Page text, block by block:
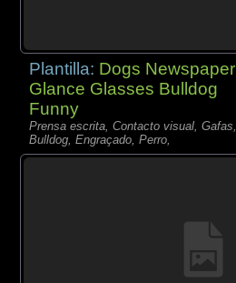
Plantilla: Dogs Newspaper
Glance Glasses Bulldog
Funny
Prensa escrita, Contacto visual, Gafas,
Bulldog, Engraçado, Perro,